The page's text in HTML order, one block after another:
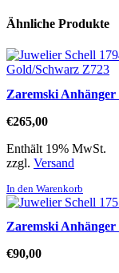
Ähnliche Produkte
Zaremski Anhänger
€265,00
Enthält 19% MwSt.
zzgl. Versand
In den Warenkorb
Zaremski
€90,00